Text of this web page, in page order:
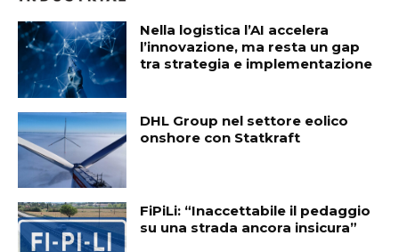
Nella logistica l’AI accelera
l’innovazione, ma resta un gap
tra strategia e implementazione
DHL Group nel settore eolico
onshore con Statkraft
FiPiLi: “Inaccettabile il pedaggio
su una strada ancora insicura”